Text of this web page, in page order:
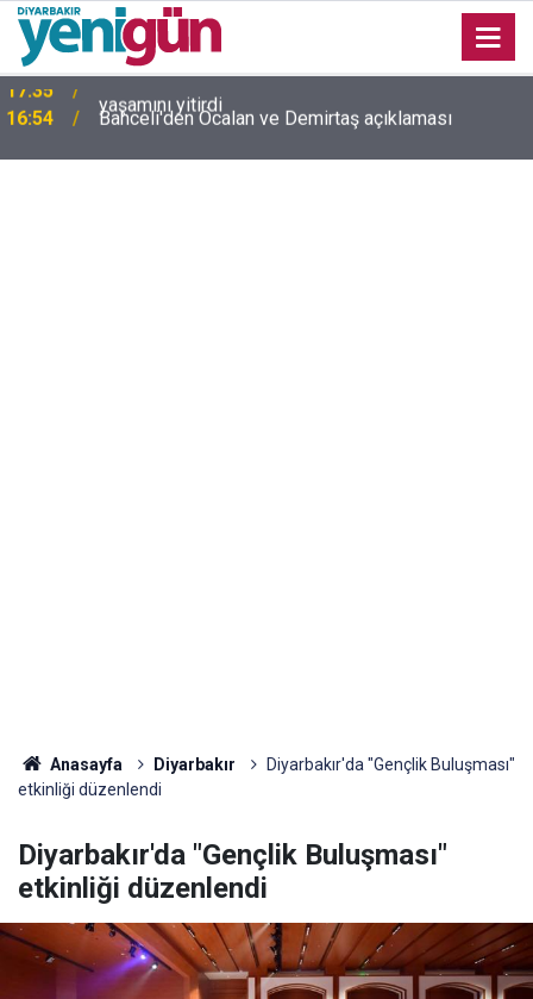
16:54 Bahceli'den Öcalan ve Demirtaş açıklaması
Anasayfa Diyarbakır
Diyarbakır'da "Gençlik Buluşması"
etkinliği düzenlendi
Diyarbakır'da "Gençlik Buluşması"
etkinliği düzenlendi